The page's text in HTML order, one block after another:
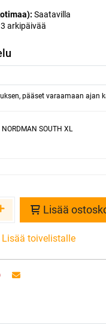
Saatavilla
3 arkipäivää
pääset varaamaan ajan
SOUTH XL
Lisää
Lisää toivelistalle